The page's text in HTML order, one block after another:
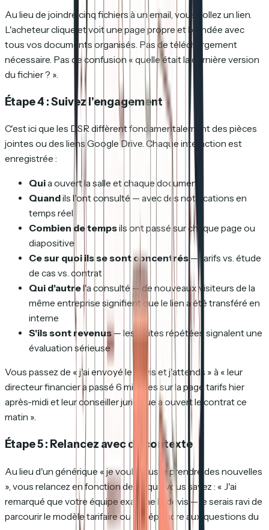
Au lieu de joindre cinq fichiers à un email, vous collez un lien.
L'acheteur clique et voit une page propre et brandée avec
tous vos documents organisés. Pas de téléchargement
nécessaire. Pas de confusion « quelle était la dernière version
du fichier ? ».
Étape 4 : Suivez l'engagement
C'est ici que les DSR diffèrent fondamentalement des pièces
jointes ou des liens Google Drive. Chaque interaction est
enregistrée :
Quia ouvert la salle et chaque document
Quandils l'ont consulté — avec des notifications en
temps réel
Combien de tempsils ont passé sur chaque page ou
diapositive
Ce sur quoi ils se sont concentrés — tarifs vs. étude
de cas vs. contrat
Qui d'autrel'a consulté — de nouveaux visiteurs de la
même entreprise signifient que le lien a été transféré en
interne
S'ils sont revenus— les visites répétées signalent une
évaluation sérieuse
Vous passez de « j'ai envoyé le devis et j'attends » à « leur
directeur financier a passé 6 minutes sur la page tarifs hier
après-midi et leur conseiller juridique a ouvert le contrat ce
matin ».
Étape 5 : Relancez avec du contexte
Au lieu d'un générique « je voulais juste prendre des nouvelles
», vous relancez en fonction de ce que vous savez : « J'ai
remarqué que votre équipe examine le devis — je serais ravi de
parcourir le modèle tarifaire ou de répondre aux questions du